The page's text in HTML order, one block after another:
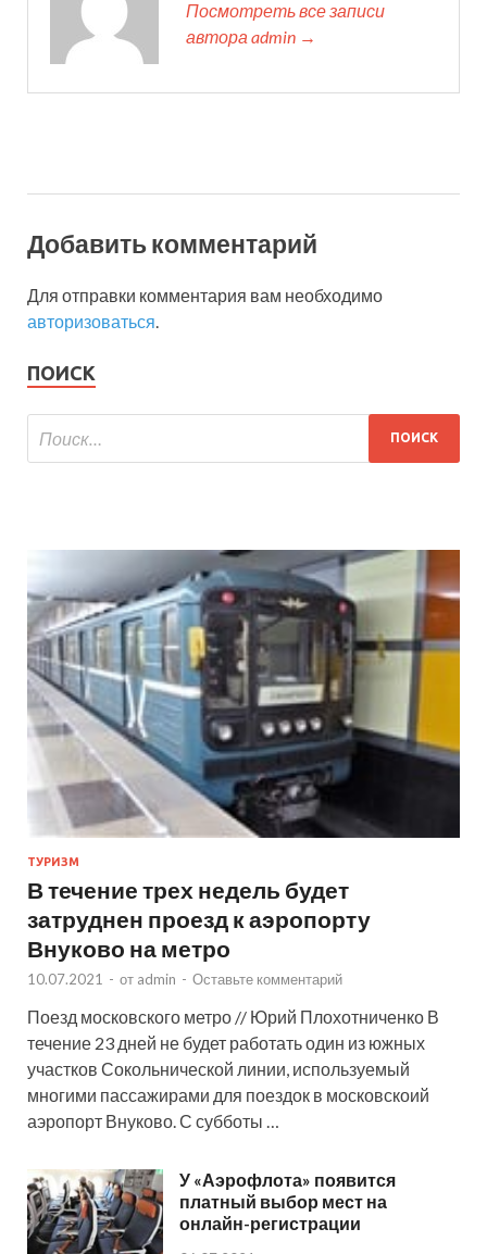
Посмотреть все записи
автора admin →
Добавить комментарий
Для отправки комментария вам необходимо
авторизоваться.
ПОИСК
ТУРИЗМ
В течение трех недель будет
затруднен проезд к аэропорту
Внуково на метро
10.07.2021 - от admin - Оставьте комментарий
Поезд московского метро // Юрий Плохотниченко В
течение 23 дней не будет работать один из южных
участков Сокольнической линии, используемый
многими пассажирами для поездок в московскоий
аэропорт Внуково. С субботы …
У «Аэрофлота» появится
платный выбор мест на
онлайн-регистрации